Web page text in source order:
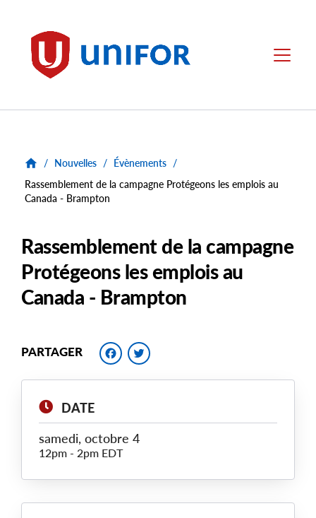
Unifor Menu
/ Nouvelles / Évènements /
Rassemblement de la campagne Protégeons les emplois au
Canada - Brampton
Rassemblement de la campagne
Protégeons les emplois au
Canada - Brampton
PARTAGER Facebook
DATE
samedi, octobre 4
12pm - 2pm EDT